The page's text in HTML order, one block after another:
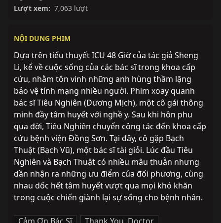
Lượt xem: 7,063 lượt
NỘI DUNG PHIM
Dựa trên tiểu thuyết ICU 48 Giờ của tác giả Sheng
Li, kể về cuộc sống của các bác sĩ trong khoa cấp
cứu, nhằm tôn vinh những anh hùng thầm lặng
bảo vệ tính mạng nhiều người. Phim xoay quanh
bác sĩ Tiêu Nghiên (Dương Mịch), một cô gái thông
minh đầy tâm huyết với nghề y. Sau khi hôn phu
qua đời, Tiêu Nghiên chuyển công tác đến khoa cấp
cứu bệnh viện Đồng Sơn. Tại đây, cô gặp Bạch
Thuật (Bạch Vũ), một bác sĩ tài giỏi. Lúc đầu Tiêu
Nghiên và Bạch Thuật có nhiều mâu thuẫn nhưng
dần nhận ra những ưu điểm của đối phương, cùng
nhau dốc hết tâm huyết vượt qua mọi khó khăn
trong cuộc chiến giành lại sự sống cho bệnh nhân.